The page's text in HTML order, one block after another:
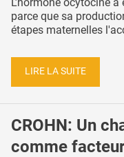
parce que sa
étapes maternelles
LIRE LA SUITE
CROHN: Un
comme